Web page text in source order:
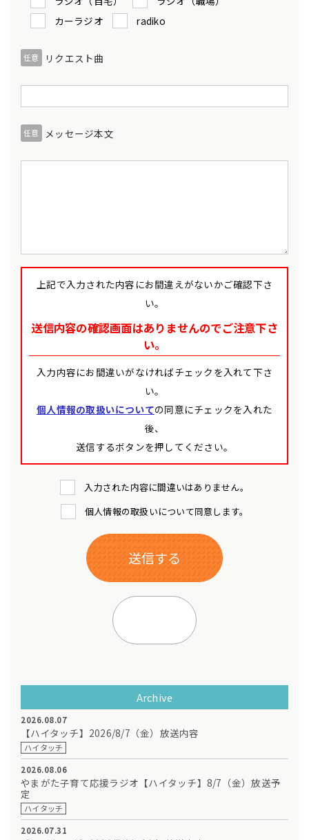
カーラジオ
radiko
任意 リクエスト曲
任意 メッセージ本文
上記で入力された内容にお間違えがないかご確認下さ
い。
送信内容の確認画面はありませんのでご注意下さ
い。
入力内容にお間違いがなければチェックを入れて下さ
い。
個人情報の取扱いについての同意にチェックを入れた
後、
送信するボタンを押してください。
入力された内容に間違いはありません。
個人情報の取扱いについて同意します。
Archive
2026.08.07
【ハイタッチ】2026/8/7（金）放送内容
ハイタッチ
2026.08.06
やまがた子育て応援ラジオ【ハイタッチ】8/7（金）放送予
定
ハイタッチ
2026.07.31